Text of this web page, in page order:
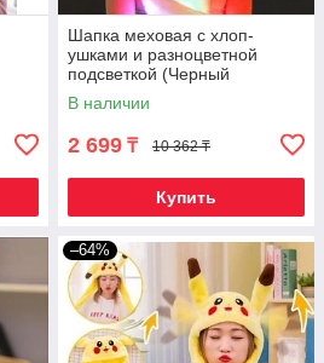
Шапка меховая с хлоп-
ушками и разноцветной
подсветкой (Черный
единорог)
В наличии
2 699 ₸ 10 362 ₸
Купить
–64%